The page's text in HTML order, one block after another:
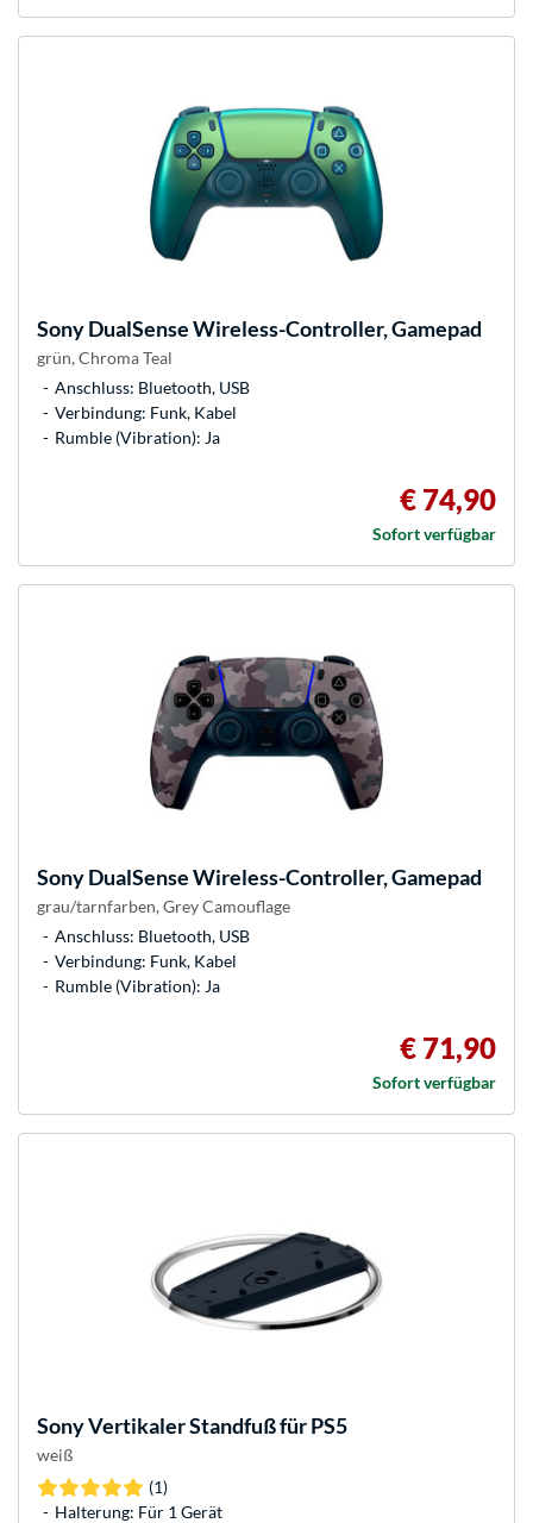
SonyDualSense Wireless-Controller, Gamepad
grün, Chroma Teal
Anschluss: Bluetooth, USB
Verbindung: Funk, Kabel
Rumble (Vibration): Ja
€ 74,90
Sofort verfügbar
SonyDualSense Wireless-Controller, Gamepad
grau/tarnfarben, Grey Camouflage
Anschluss: Bluetooth, USB
Verbindung: Funk, Kabel
Rumble (Vibration): Ja
€ 71,90
Sofort verfügbar
SonyVertikaler Standfuß für PS5
weiß
(1)
Halterung: Für 1 Gerät